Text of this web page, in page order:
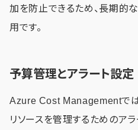
加を防止できるため、長期的
用です。
予算管理とアラート設定
Azure Cost Managementで
リソースを管理するためのア